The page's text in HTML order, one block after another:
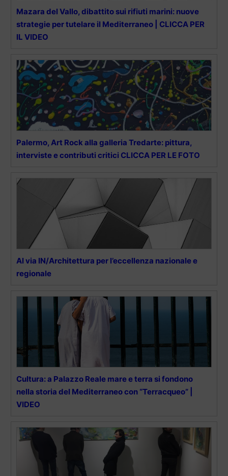
Mazara del Vallo, dibattito sui rifiuti marini: nuove
strategie per tutelare il Mediterraneo | CLICCA PER
IL VIDEO
Palermo, Art Rock alla galleria Tredarte: pittura,
interviste e contributi critici CLICCA PER LE FOTO
Al via IN/Architettura per l’eccellenza nazionale e
regionale
Cultura: a Palazzo Reale mare e terra si fondono
nella storia del Mediterraneo con “Terracqueo” |
VIDEO